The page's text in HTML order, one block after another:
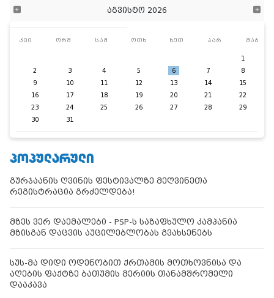
აგვისტო 2026
კვი ორშ სამ ოთხ ხუთ პარ შაბ
1
2
3 4 5 6 7
8
9
10 11 12 13 14
15
16
17 18 19 20 21
22
23
24 25 26 27 28
29
30
31
ᲞᲝᲞᲣᲚᲐᲠᲣᲚᲘ
გურჯაანის ღვინის ფესტივალზე მეღვინეთა
რეგისტრაცია გრძელდება!
მზეს ვერ დაემალები - PSP-ს საზაფხულო კამპანია
მზისგან დაცვის აუცილებლობას გვახსენებს
სუს-მა დიდი ოდენობით ქრთამის მოთხოვნისა და
აღების ფაქტზე ბათუმის მერიის თანამშრომელი
დააკავა